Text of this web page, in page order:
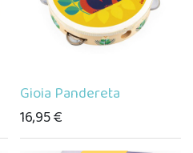
Gioia Pandereta
16,95€